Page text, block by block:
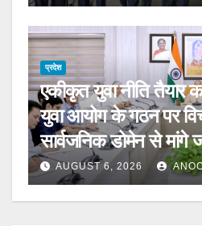
प्रदेश
एकीकृत युवा नीति तैयार
युवा आयोग के गठन पर
सार्वजनिक डोमेन से मांगे
AUGUST 6, 2026